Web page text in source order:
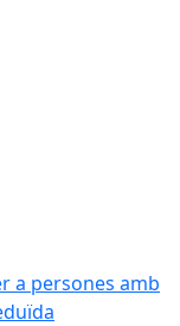
a persones amb